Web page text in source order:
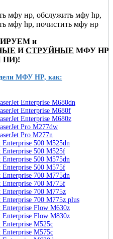
и
ИСТРУЙНЫЕ МФУ HP
ПИ)!
МФУ HP, как:
Enterprise M680dn
Enterprise M680f
Enterprise M680z
Pro M277dw
Pro M277n
500 M525dn
500 M525f
500 M575dn
500 M575f
700 M775dn
700 M775f
700 M775z
700 M775z plus
Flow M630z
Flow M830z
M525c
M575c